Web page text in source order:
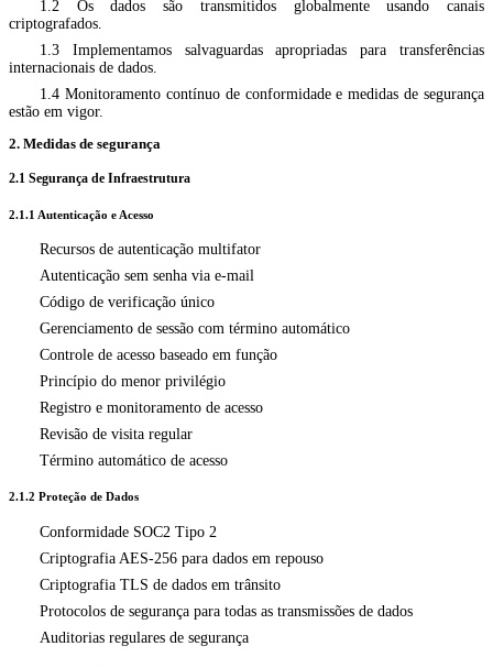
1.2 Os dados são transmitidos globalmente usando canais
criptografados.
1.3 Implementamos salvaguardas apropriadas para transferências
internacionais de dados.
1.4 Monitoramento contínuo de conformidade e medidas de segurança
estão em vigor.
2. Medidas de segurança
2.1 Segurança de Infraestrutura
2.1.1 Autenticação e Acesso
Recursos de autenticação multifator
Autenticação sem senha via e-mail
Código de verificação único
Gerenciamento de sessão com término automático
Controle de acesso baseado em função
Princípio do menor privilégio
Registro e monitoramento de acesso
Revisão de visita regular
Término automático de acesso
2.1.2 Proteção de Dados
Conformidade SOC2 Tipo 2
Criptografia AES-256 para dados em repouso
Criptografia TLS de dados em trânsito
Protocolos de segurança para todas as transmissões de dados
Auditorias regulares de segurança